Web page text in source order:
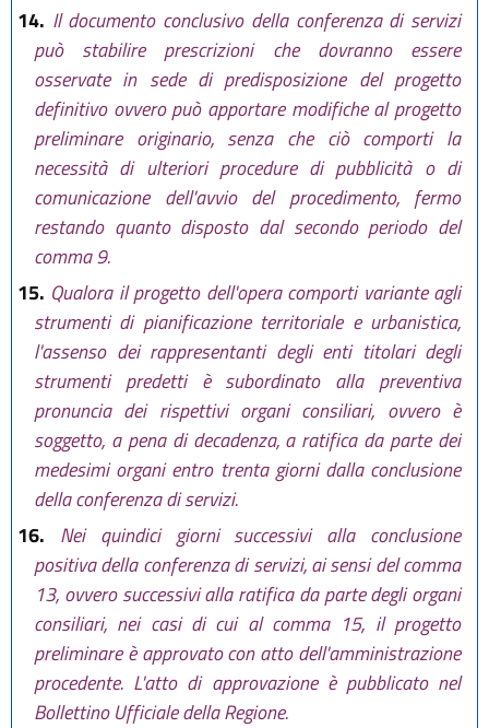
14. Il documento conclusivo della conferenza di servizi
può stabilire prescrizioni che dovranno essere
osservate in sede di predisposizione del progetto
definitivo ovvero può apportare modifiche al progetto
preliminare originario, senza che ciò comporti la
necessità di ulteriori procedure di pubblicità o di
comunicazione dell'avvio del procedimento, fermo
restando quanto disposto dal secondo periodo del
comma 9.
15. Qualora il progetto dell'opera comporti variante agli
strumenti di pianificazione territoriale e urbanistica,
l'assenso dei rappresentanti degli enti titolari degli
strumenti predetti è subordinato alla preventiva
pronuncia dei rispettivi organi consiliari, ovvero è
soggetto, a pena di decadenza, a ratifica da parte dei
medesimi organi entro trenta giorni dalla conclusione
della conferenza di servizi.
16. Nei quindici giorni successivi alla conclusione
positiva della conferenza di servizi, ai sensi del comma
13, ovvero successivi alla ratifica da parte degli organi
consiliari, nei casi di cui al comma 15, il progetto
preliminare è approvato con atto dell'amministrazione
procedente. L'atto di approvazione è pubblicato nel
Bollettino Ufficiale della Regione.